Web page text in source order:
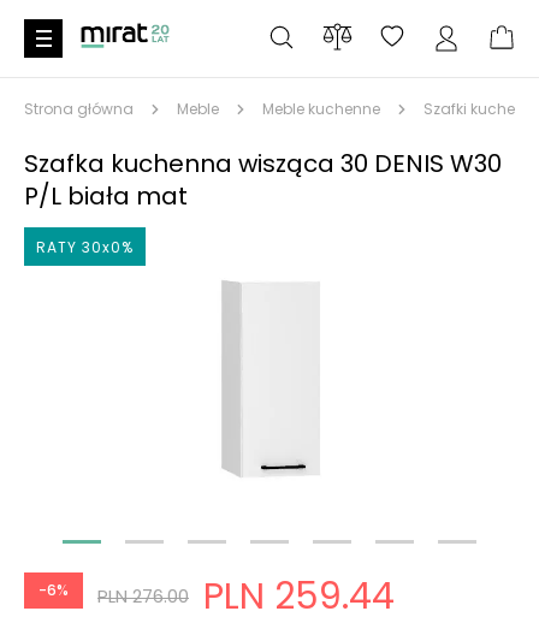
Strona główna Meble Meble kuchenne Szafki
Szafka kuchenna wisząca 30 DENIS W30
P/L biała mat
RATY 30x0%
-6% PLN 276.00 PLN 259.44